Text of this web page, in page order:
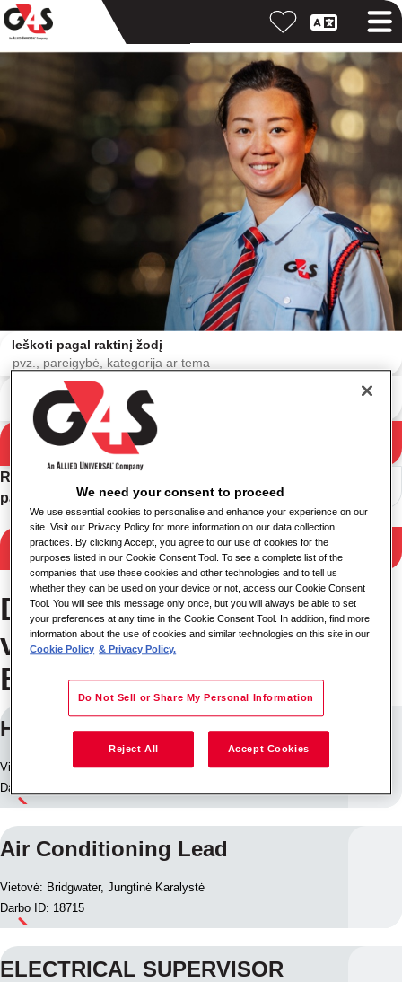
Paieškos rezultatai
Ieškoti pagal raktinį žodį
Ieškoti pagal vietovę
Rūšiuoti
pagal
Filtruoti rezultatus
Darbas sferoje Patalpų
valdymas vietovėje
Bridgwater
HARD SERVICES SUPERVISOR
Vietovė: Bridgwater, Jungtinė Karalystė
Darbo ID: 18788
Air Conditioning Lead
Vietovė: Bridgwater, Jungtinė Karalystė
Darbo ID: 18715
ELECTRICAL SUPERVISOR
We need your consent to proceed
We use essential cookies to personalise and enhance your experience on our
site. Visit our Privacy Policy for more information on our data collection
practices. By clicking Accept, you agree to our use of cookies for the
purposes listed in our Cookie Consent Tool. To see a complete list of the
companies that use these cookies and other technologies and to tell us
whether they can be used on your device or not, access our Cookie Consent
Tool. You will see this message only once, but you will always be able to set
your preferences at any time in the Cookie Consent Tool. In addition, find more
information about the use of cookies and similar technologies on this site in our
Cookie Policy & Privacy Policy.
Do Not Sell or Share My Personal Information
Reject All Accept Cookies